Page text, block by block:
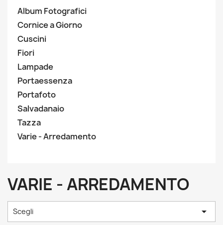
Album Fotografici
Cornice a Giorno
Cuscini
Fiori
Lampade
Portaessenza
Portafoto
Salvadanaio
Tazza
Varie - Arredamento
VARIE - ARREDAMENTO
Scegli 